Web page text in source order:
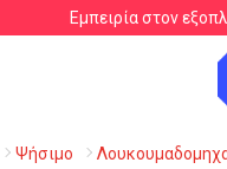
κωδικού κ.λ.π.
Εμπειρία στον
Ψήσιμο